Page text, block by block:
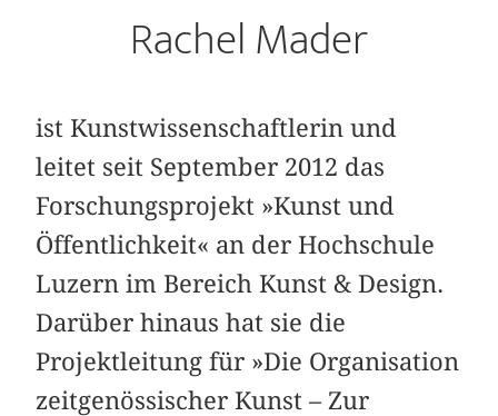
Rachel Mader
ist Kunstwissenschaftlerin und
leitet seit September 2012 das
Forschungsprojekt »Kunst und
Öffentlichkeit« an der Hochschule
Luzern im Bereich Kunst & Design.
Darüber hinaus hat sie die
Projektleitung für »Die Organisation
zeitgenössischer Kunst – Zur